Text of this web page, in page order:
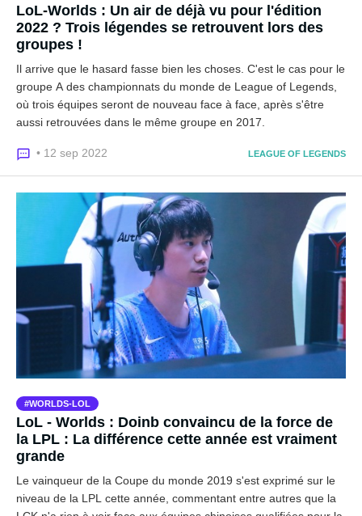
LoL-Worlds : Un air de déjà vu pour l'édition
2022 ? Trois légendes se retrouvent lors des
groupes !
Il arrive que le hasard fasse bien les choses. C'est le cas pour le
groupe A des championnats du monde de League of Legends,
où trois équipes seront de nouveau face à face, après s'être
aussi retrouvées dans le même groupe en 2017.
• 12 sep 2022 LEAGUE OF LEGENDS
WORLDS-LOL
LoL - Worlds : Doinb convaincu de la force de
la LPL : La différence cette année est vraiment
grande
Le vainqueur de la Coupe du monde 2019 s'est exprimé sur le
niveau de la LPL cette année, commentant entre autres que la